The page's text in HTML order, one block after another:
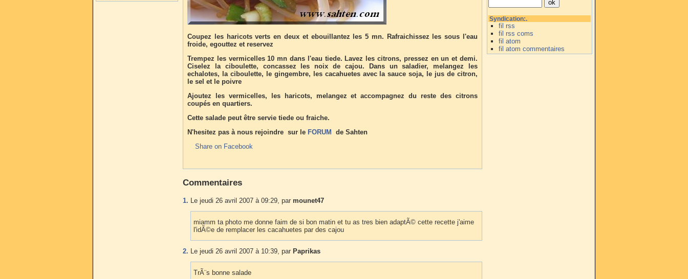
Coupez les haricots verts en deux et ebouillantez les 5 mn. Rafraichissez les sous l'eau
froide, egouttez et reservez
Trempez les vermicelles 10 mn dans l'eau tiede. Lavez les citrons, pressez en un et demi.
Ciselez la ciboulette, concassez les noix de cajou. Dans un saladier, melangez les
echalotes, la ciboulette, le gingembre, les cacahuetes avec la sauce soja, le jus de citron,
le sel et le poivre
Ajoutez les vermicelles, les haricots, melangez et accompagnez du reste des citrons
coupés en quartiers.
Cette salade peut être servie tiede ou fraiche.
N'hesitez pas à nous rejoindre sur le FORUM
de Sahten
Share on Facebook
Commentaires
1. Le jeudi 26 avril 2007 à 09:29, par mounet47
miamm ta photo me donne faim de si bon matin et tu as tres bien adaptÃ© cette recette j'aime
l'idÃ©e de remplacer les cacahuetes par des cajou
2. Le jeudi 26 avril 2007 à 10:39, par Paprikas
TrÃ¨s bonne salade
Syndication:.
fil rss
fil rss coms
fil atom
fil atom commentaires